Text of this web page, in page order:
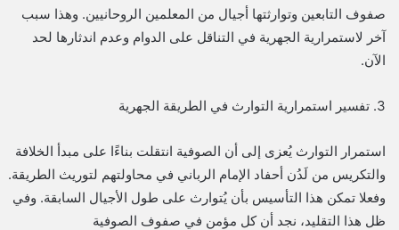
صفوف التابعين وتوارثتها أجيال من المعلمين الروحانيين. وهذا سبب
آخر لاستمرارية الجهرية في التناقل على الدوام وعدم اندثارها لحد
الآن.
3. تفسير استمرارية التوارث في الطريقة الجهرية
استمرار التوارث يُعزى إلى أن الصوفية انتقلت بناءًا على مبدأ الخلافة
والتكريس من لَدُن أحفاد الإمام الرباني في محاولتهم لتوريث الطريقة.
وفعلا تمكن هذا التأسيس بأن يُتوارث على طول الأجيال السابقة. وفي
ظل هذا التقليد، نجد أن كل مؤمن في صفوف الصوفية